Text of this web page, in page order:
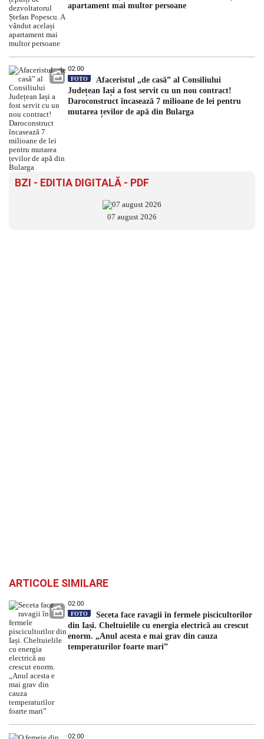
apartament mai multor persoane
02:00
FOTO
Afaceristul „de casă” al Consiliului
Județean Iași a fost servit cu un nou contract!
Daroconstruct încasează 7 milioane de lei pentru
mutarea țevilor de apă din Bularga
BZI - EDITIA DIGITALĂ - PDF
07 august 2026
ARTICOLE SIMILARE
02:00
FOTO
Seceta face ravagii în fermele piscicultorilor
din Iași. Cheltuielile cu energia electrică au crescut
enorm. „Anul acesta e mai grav din cauza
temperaturilor foarte mari”
02:00